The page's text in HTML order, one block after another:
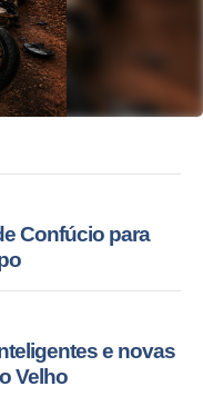
Confúcio para
e novas
Velho